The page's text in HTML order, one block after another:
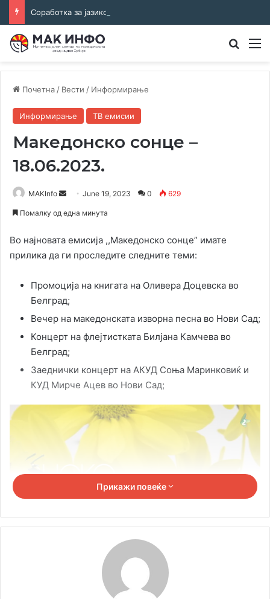
Почетна / Вести / Информирање
Информирање ТВ емисии
Македонско сонце –
18.06.2023.
MAKInfo
Send June 19, 2023 0 629
Помалку од една минута
Во најновата емисија ,,Македонско сонце” имате
прилика да ги проследите следните теми:
Промоција на книгата на Оливера Доцевска во
Белград;
Вечер на македонската изворна песна во Нови Сад;
Концерт на флејтистката Билјана Камчева во
Белград;
Заеднички концерт на АКУД Соња Маринковиќ и
КУД Мирче Ацев во Нови Сад;
Eмисијата се емитува премиерно секоја недела со
почеток во 18:00 часот на Втората програма на РТВ
Војводина. Уредник на емисијата е Златко Јанкуловски.
Прикажи повеќе